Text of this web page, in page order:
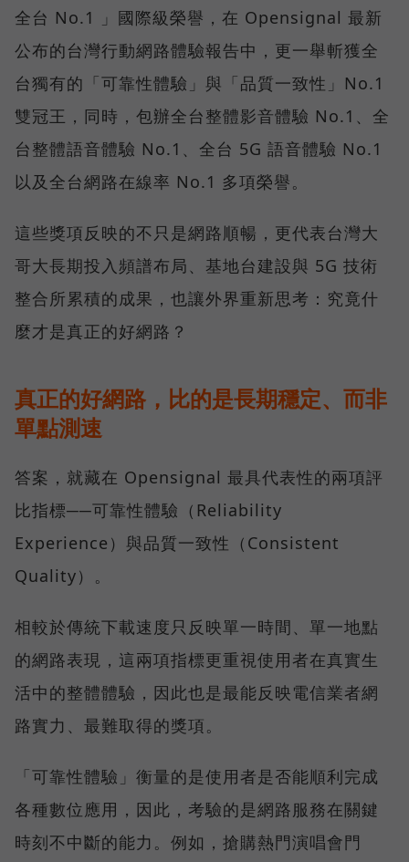
全台 No.1 」國際級榮譽，在 Opensignal 最新
公布的台灣行動網路體驗報告中，更一舉斬獲全
台獨有的「可靠性體驗」與「品質一致性」No.1
雙冠王，同時，包辦全台整體影音體驗 No.1、全
台整體語音體驗 No.1、全台 5G 語音體驗 No.1
以及全台網路在線率 No.1 多項榮譽。
這些獎項反映的不只是網路順暢，更代表台灣大
哥大長期投入頻譜布局、基地台建設與 5G 技術
整合所累積的成果，也讓外界重新思考：究竟什
麼才是真正的好網路？
真正的好網路，比的是長期穩定、而非
單點測速
答案，就藏在 Opensignal 最具代表性的兩項評
比指標──可靠性體驗（Reliability
Experience）與品質一致性（Consistent
Quality）。
相較於傳統下載速度只反映單一時間、單一地點
的網路表現，這兩項指標更重視使用者在真實生
活中的整體體驗，因此也是最能反映電信業者網
路實力、最難取得的獎項。
「可靠性體驗」衡量的是使用者是否能順利完成
各種數位應用，因此，考驗的是網路服務在關鍵
時刻不中斷的能力。例如，搶購熱門演唱會門